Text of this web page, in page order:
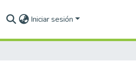
Iniciar sesión